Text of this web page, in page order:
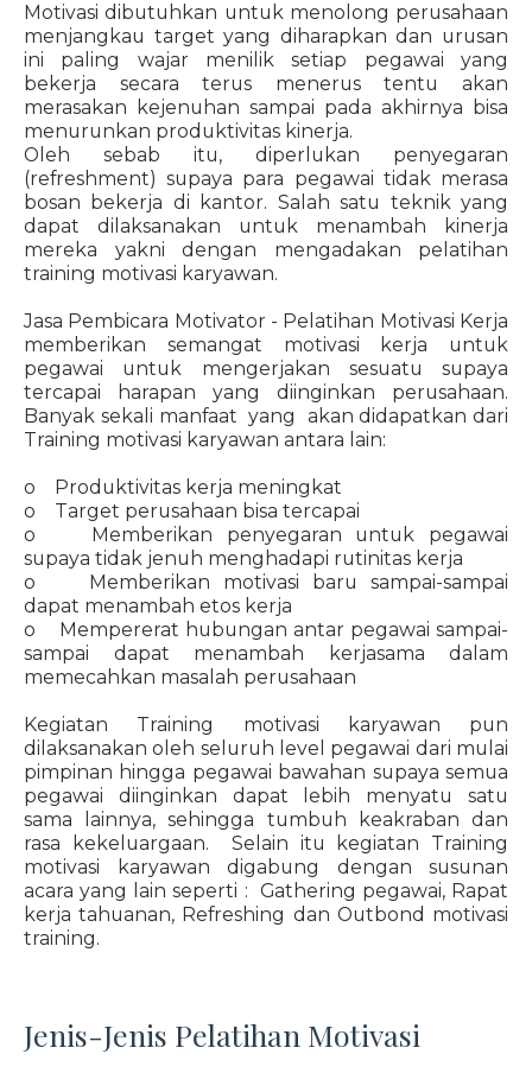
Motivasi dibutuhkan untuk menolong perusahaan
menjangkau target yang diharapkan dan urusan
ini paling wajar menilik setiap pegawai yang
bekerja secara terus menerus tentu akan
merasakan kejenuhan sampai pada akhirnya bisa
menurunkan produktivitas kinerja.
Oleh sebab itu, diperlukan penyegaran
(refreshment) supaya para pegawai tidak merasa
bosan bekerja di kantor. Salah satu teknik yang
dapat dilaksanakan untuk menambah kinerja
mereka yakni dengan mengadakan pelatihan
training motivasi karyawan.
Jasa Pembicara Motivator - Pelatihan Motivasi Kerja
memberikan semangat motivasi kerja untuk
pegawai untuk mengerjakan sesuatu supaya
tercapai harapan yang diinginkan perusahaan.
Banyak sekali manfaat yang akan didapatkan dari
Training motivasi karyawan antara lain:
o Produktivitas kerja meningkat
o Target perusahaan bisa tercapai
o Memberikan penyegaran untuk pegawai
supaya tidak jenuh menghadapi rutinitas kerja
o Memberikan motivasi baru sampai-sampai
dapat menambah etos kerja
o Mempererat hubungan antar pegawai sampai-
sampai dapat menambah kerjasama dalam
memecahkan masalah perusahaan
Kegiatan Training motivasi karyawan pun
dilaksanakan oleh seluruh level pegawai dari mulai
pimpinan hingga pegawai bawahan supaya semua
pegawai diinginkan dapat lebih menyatu satu
sama lainnya, sehingga tumbuh keakraban dan
rasa kekeluargaan. Selain itu kegiatan Training
motivasi karyawan digabung dengan susunan
acara yang lain seperti : Gathering pegawai, Rapat
kerja tahuanan, Refreshing dan Outbond motivasi
training.
Jenis-Jenis Pelatihan Motivasi